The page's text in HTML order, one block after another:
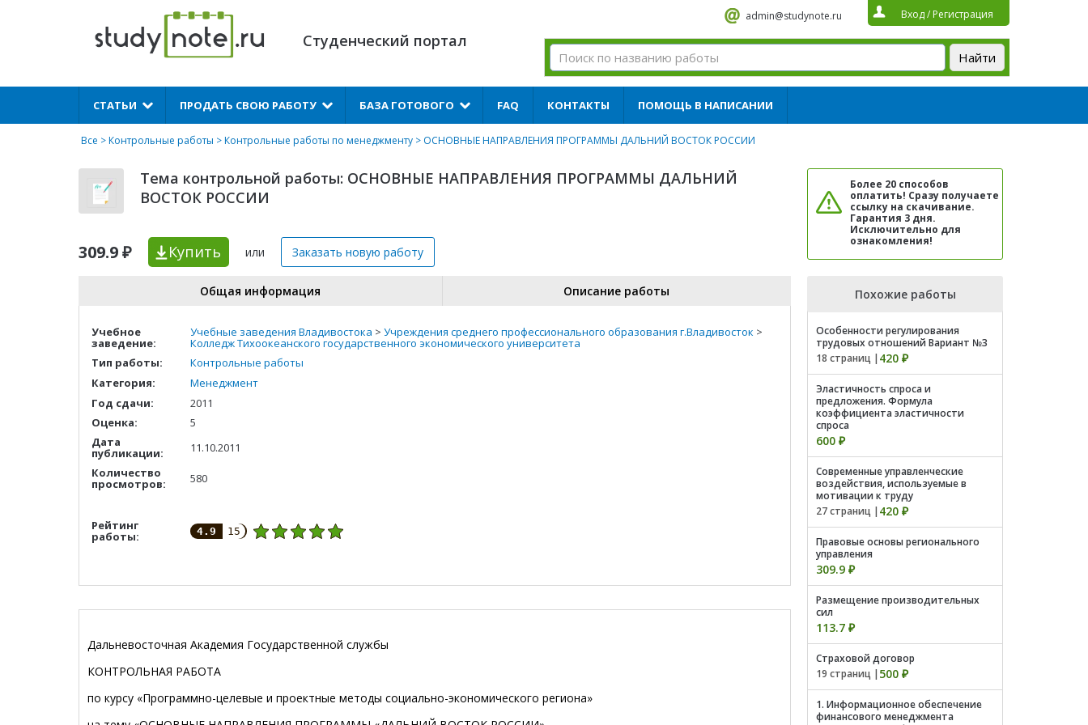
Студенческий портал
admin@studynote.ru Вход/ Регистрация
СТАТЬИ ПРОДАТЬ СВОЮ РАБОТУ БАЗА ГОТОВОГО FAQ КОНТАКТЫ ПОМОЩЬ В НАПИСАНИИ
Все >Контрольные работы >Контрольные работы по менеджменту > ОСНОВНЫЕ НАПРАВЛЕНИЯ ПРОГРАММЫ ДАЛЬНИЙ ВОСТОК РОССИИ
Тема контрольной работы: ОСНОВНЫЕ НАПРАВЛЕНИЯ ПРОГРАММЫ ДАЛЬНИЙ
ВОСТОК РОССИИ
309.9 ₽ Купить или Заказать новую работу
Более 20 способов
оплатить! Сразу получаете
ссылку на скачивание.
Гарантия 3 дня.
Исключительно для
ознакомления!
Общая информация Описание работы
Учебное
заведение:
Учебные заведения Владивостока > Учреждения среднего профессионального образования г.Владивосток >
Колледж Тихоокеанского государственного экономического университета
Тип работы:
Контрольные работы
Категория:
Менеджмент
Год сдачи:
2011
Оценка:
5
Дата
публикации:
11.10.2011
Количество
просмотров: 580
Рейтинг
работы: 4.9 15
Дальневосточная Академия Государственной службы
КОНТРОЛЬНАЯ РАБОТА
по курсу «Программно-целевые и проектные методы социально-экономического региона»
Похожие работы
Особенности регулирования
трудовых отношений Вариант №3
18 страниц | 420 ₽
Эластичность спроса и
предложения. Формула
коэффициента эластичности
спроса
600 ₽
Современные управленческие
воздействия, используемые в
мотивации к труду
27 страниц | 420 ₽
Правовые основы регионального
управления
309.9 ₽
Размещение производительных
сил
113.7 ₽
Страховой договор
19 страниц | 500 ₽
1. Информационное обеспечение
финансового менеджмента